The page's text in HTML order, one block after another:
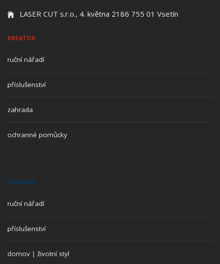
LASER CUT s.r.o., 4. května 2186 755 01 Vsetín
KREATOR
ruční nářadí
příslušenství
zahrada
ochranné pomůcky
PREMION
ruční nářadí
příslušenství
domov | životní styl